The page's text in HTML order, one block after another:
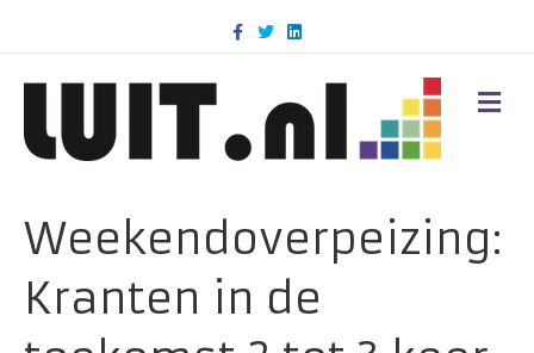
c
k
T
w
i
n
d
M
E
Weekendoverpeizing:
Kranten in de